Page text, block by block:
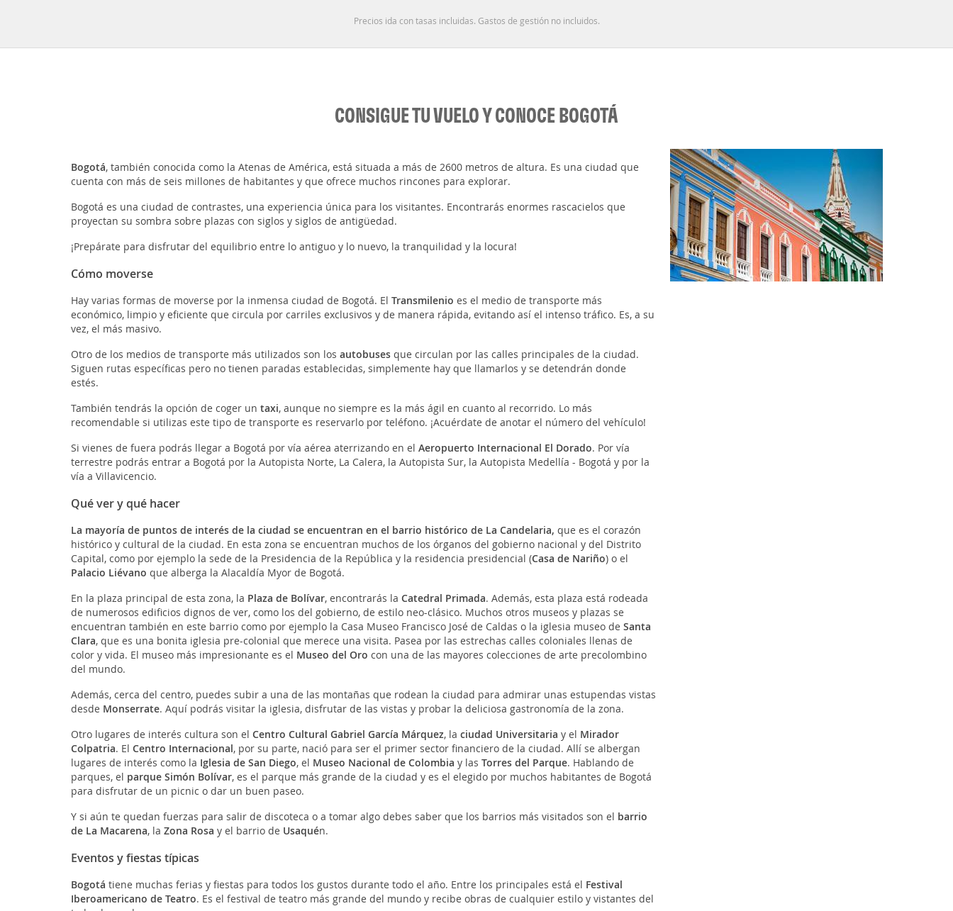
Precios ida con tasas incluidas. Gastos de gestión no incluidos.
CONSIGUE TU VUELO Y CONOCE BOGOTÁ
Bogotá, también conocida como la Atenas de América, está situada a más de 2600 metros de altura. Es una ciudad que
cuenta con más de seis millones de habitantes y que ofrece muchos rincones para explorar.
Bogotá es una ciudad de contrastes, una experiencia única para los visitantes. Encontrarás enormes rascacielos que
proyectan su sombra sobre plazas con siglos y siglos de antigüedad.
¡Prepárate para disfrutar del equilibrio entre lo antiguo y lo nuevo, la tranquilidad y la locura!
Cómo moverse
Hay varias formas de moverse por la inmensa ciudad de Bogotá. El Transmilenio es el medio de transporte más
económico, limpio y eficiente que circula por carriles exclusivos y de manera rápida, evitando así el intenso tráfico. Es, a su
vez, el más masivo.
Otro de los medios de transporte más utilizados son los autobusesque circulan por las calles principales de la ciudad.
Siguen rutas específicas pero no tienen paradas establecidas, simplemente hay que llamarlos y se detendrán donde
estés.
También tendrás la opción de coger un taxi, aunque no siempre es la más ágil en cuanto al recorrido. Lo más
recomendable si utilizas este tipo de transporte es reservarlo por teléfono. ¡Acuérdate de anotar el número del vehículo!
Si vienes de fuera podrás llegar a Bogotá por vía aérea aterrizando en el Aeropuerto Internacional El Dorado. Por vía
terrestre podrás entrar a Bogotá por la Autopista Norte, La Calera, la Autopista Sur, la Autopista Medellía - Bogotá y por la
vía a Villavicencio.
Qué ver y qué hacer
La mayoría de puntos de interés de la ciudad se encuentran en el barrio histórico de La Candelaria, que es el corazón
histórico y cultural de la ciudad. En esta zona se encuentran muchos de los órganos del gobierno nacional y del Distrito
Capital, como por ejemplo la sede de la Presidencia de la República y la residencia presidencial (Casa de Nariño) o el
Palacio Liévano que alberga la Alacaldía Myor de Bogotá.
En la plaza principal de esta zona, la Plaza de Bolívar, encontrarás la Catedral Primada. Además, esta plaza está rodeada
de numerosos edificios dignos de ver, como los del gobierno, de estilo neo-clásico. Muchos otros museos y plazas se
encuentran también en este barrio como por ejemplo la Casa Museo Francisco José de Caldas o la iglesia museo de Santa
Clara, que es una bonita iglesia pre-colonial que merece una visita. Pasea por las estrechas calles coloniales llenas de
color y vida. El museo más impresionante es el Museo del Oro con una de las mayores colecciones de arte precolombino
del mundo.
Además, cerca del centro, puedes subir a una de las montañas que rodean la ciudad para admirar unas estupendas vistas
desde Monserrate. Aquí podrás visitar la iglesia, disfrutar de las vistas y probar la deliciosa gastronomía de la zona.
Otro lugares de interés cultura son el Centro Cultural Gabriel García Márquez, la ciudad Universitaria y el Mirador
Colpatria. El Centro Internacional, por su parte, nació para ser el primer sector financiero de la ciudad. Allí se albergan
lugares de interés como la Iglesia de San Diego, el Museo Nacional de Colombia y las Torres del Parque. Hablando de
parques, el parque Simón Bolívar, es el parque más grande de la ciudad y es el elegido por muchos habitantes de Bogotá
para disfrutar de un picnic o dar un buen paseo.
Y si aún te quedan fuerzas para salir de discoteca o a tomar algo debes saber que los barrios más visitados son el barrio
de La Macarena, la Zona Rosa y el barrio de Usaquén.
Eventos y fiestas típicas
Bogotá tiene muchas ferias y fiestas para todos los gustos durante todo el año. Entre los principales está el Festival
Iberoamericano de Teatro. Es el festival de teatro más grande del mundo y recibe obras de cualquier estilo y vistantes del